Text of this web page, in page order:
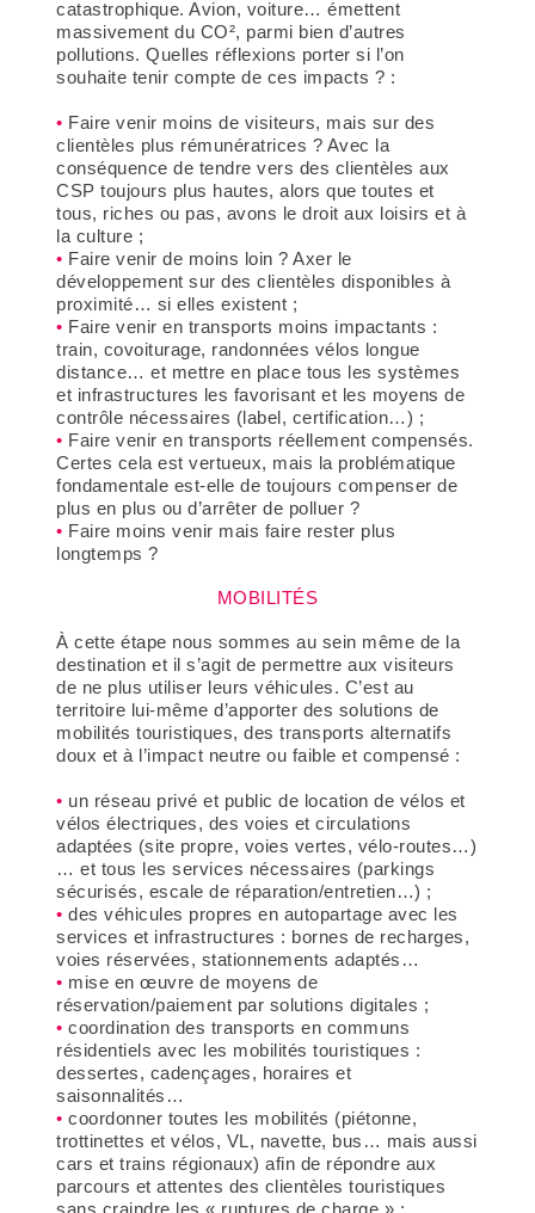
catastrophique. Avion, voiture… émettent
massivement du CO², parmi bien d’autres
pollutions. Quelles réflexions porter si l’on
souhaite tenir compte de ces impacts ? :
Faire venir moins de visiteurs, mais sur des
clientèles plus rémunératrices ? Avec la
conséquence de tendre vers des clientèles aux
CSP toujours plus hautes, alors que toutes et
tous, riches ou pas, avons le droit aux loisirs et à
la culture ;
Faire venir de moins loin ? Axer le
développement sur des clientèles disponibles à
proximité… si elles existent ;
Faire venir en transports moins impactants :
train, covoiturage, randonnées vélos longue
distance… et mettre en place tous les systèmes
et infrastructures les favorisant et les moyens de
contrôle nécessaires (label, certification…) ;
Faire venir en transports réellement compensés.
Certes cela est vertueux, mais la problématique
fondamentale est-elle de toujours compenser de
plus en plus ou d’arrêter de polluer ?
Faire moins venir mais faire rester plus
longtemps ?
MOBILITÉS
À cette étape nous sommes au sein même de la
destination et il s’agit de permettre aux visiteurs
de ne plus utiliser leurs véhicules. C’est au
territoire lui-même d’apporter des solutions de
mobilités touristiques, des transports alternatifs
doux et à l’impact neutre ou faible et compensé :
un réseau privé et public de location de vélos et
vélos électriques, des voies et circulations
adaptées (site propre, voies vertes, vélo-routes…)
… et tous les services nécessaires (parkings
sécurisés, escale de réparation/entretien…) ;
des véhicules propres en autopartage avec les
services et infrastructures : bornes de recharges,
voies réservées, stationnements adaptés…
mise en œuvre de moyens de
réservation/paiement par solutions digitales ;
coordination des transports en communs
résidentiels avec les mobilités touristiques :
dessertes, cadençages, horaires et
saisonnalités…
coordonner toutes les mobilités (piétonne,
trottinettes et vélos, VL, navette, bus… mais aussi
cars et trains régionaux) afin de répondre aux
parcours et attentes des clientèles touristiques
sans craindre les « ruptures de charge » ;